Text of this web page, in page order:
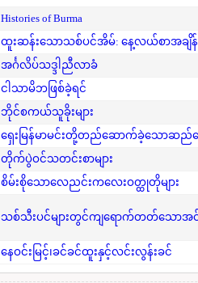
Histories of Burma
ထူးဆန်းသောသစ်ပင်အိမ်: နေ့လယ်စာအချိန်
အင်္ဂလိပ်သဒ္ဒါညီလာခံ
ငါသာမိဘဖြစ်ခဲ့ရင်
ဘိုင်စကယ်သူခိုးများ
ရှေးမြန်မာမင်းတို့တည်ဆောက်ခဲ့သောဆည်မြ
တိုက်ပွဲဝင်သတင်းစာများ
စိမ်းစိုသောလေညင်းကလေးဝတ္ထုတိုများ
သစ်သီးပင်များတွင်ကျရောက်တတ်သောအင်း
နေဝင်းမြင့်၊ခင်ခင်ထူးနှင့်လင်းလွန်းခင်